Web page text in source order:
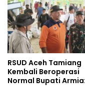
RSUD Aceh Tamiang
Kembali Beroperasi
Normal Bupati Armia: